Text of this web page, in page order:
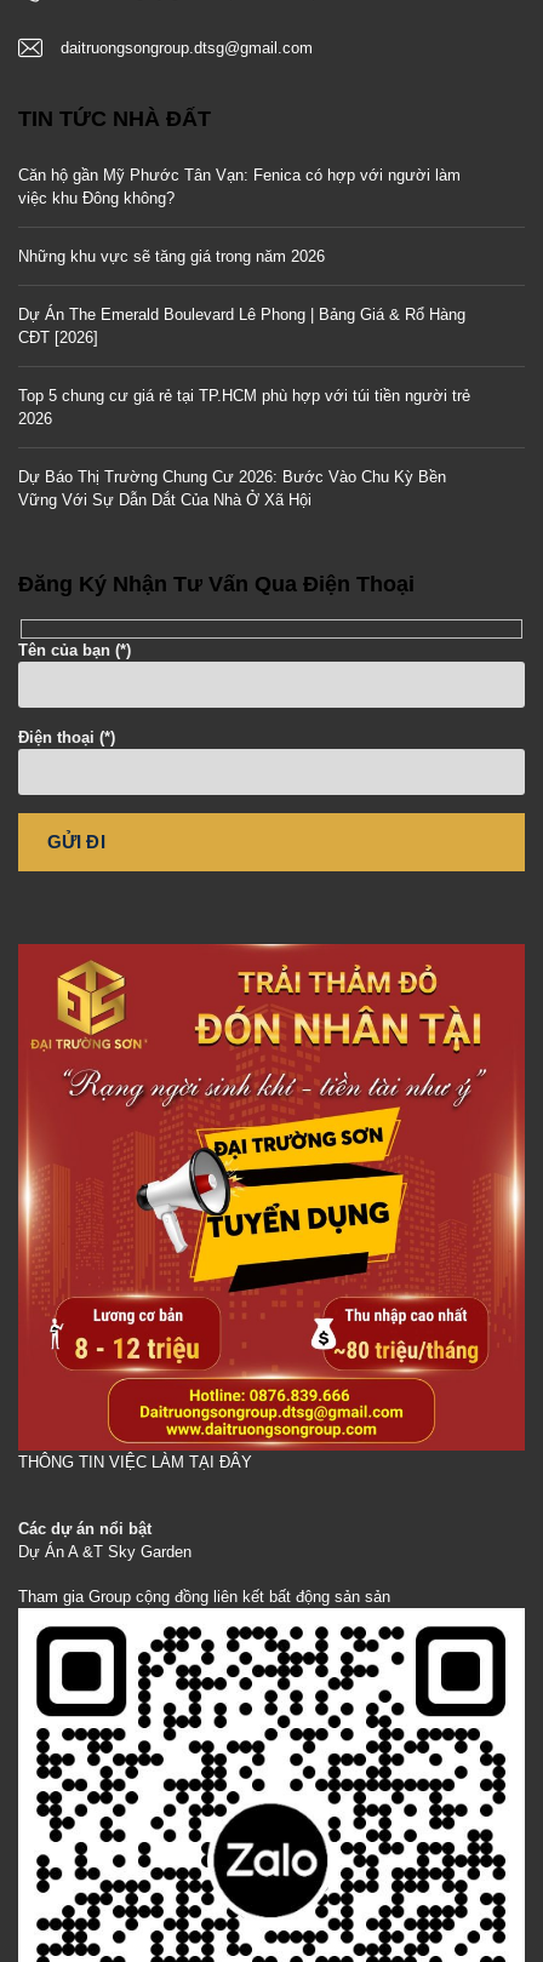
daitruongsongroup.dtsg@gmail.com
TIN TỨC NHÀ ĐẤT
Căn hộ gần Mỹ Phước Tân Vạn: Fenica có hợp với người làm
việc khu Đông không?
Những khu vực sẽ tăng giá trong năm 2026
Dự Án The Emerald Boulevard Lê Phong | Bảng Giá & Rổ Hàng
CĐT [2026]
Top 5 chung cư giá rẻ tại TP.HCM phù hợp với túi tiền người trẻ
2026
Dự Báo Thị Trường Chung Cư 2026: Bước Vào Chu Kỳ Bền
Vững Với Sự Dẫn Dắt Của Nhà Ở Xã Hội
Đăng Ký Nhận Tư Vấn Qua Điện Thoại
Tên của bạn (*)
Điện thoại (*)
THÔNG TIN VIỆC LÀM TẠI ĐÂY
Các dự án nổi bật
Dự Án A &T Sky Garden
Tham gia Group cộng đồng liên kết bất động sản sản